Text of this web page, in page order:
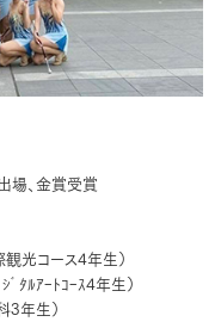
、金賞受賞
光コース4年生）
ﾞﾀﾙｱｰﾄｺｰｽ4年生）
3年生）